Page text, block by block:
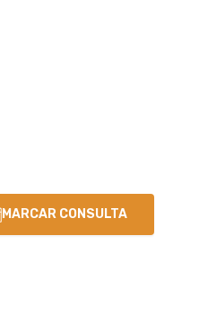
MARCAR CONSULTA